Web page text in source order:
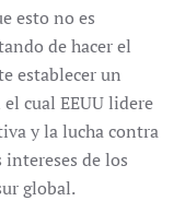
esto no es
de hacer el
establecer un
cual EEUU lidere
y la lucha contra
de los
global.